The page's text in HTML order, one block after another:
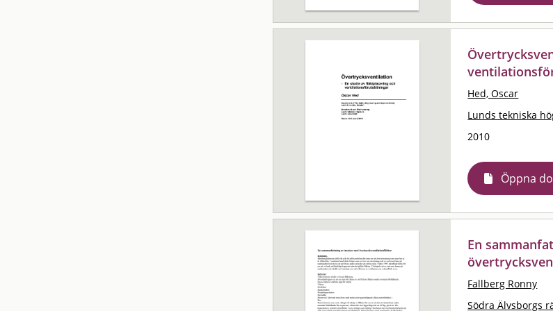
Hed, Oscar
Lunds tekniska
2010
Öppna
En
Fallberg Ronny
Södra Älvsborgs